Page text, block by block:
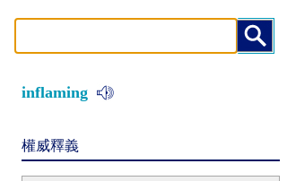
inflaming
權威釋義